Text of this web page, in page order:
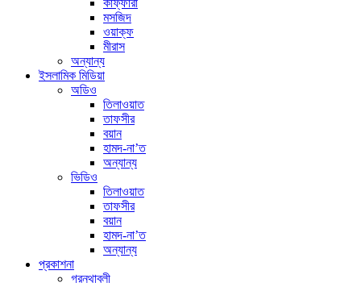
কাফ্ফারা
মসজিদ
ওয়াক্ফ
মীরাস
অন্যান্য
ইসলামিক মিডিয়া
অডিও
তিলাওয়াত
তাফসীর
বয়ান
হামদ-না’ত
অন্যান্য
ভিডিও
তিলাওয়াত
তাফসীর
বয়ান
হামদ-না’ত
অন্যান্য
প্রকাশনা
গ্রন্থাবলী